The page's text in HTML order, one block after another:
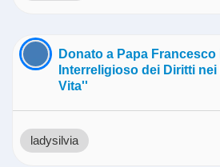
Donato a Papa
Interreligioso dei Diritti
Vita''
ladysilvia